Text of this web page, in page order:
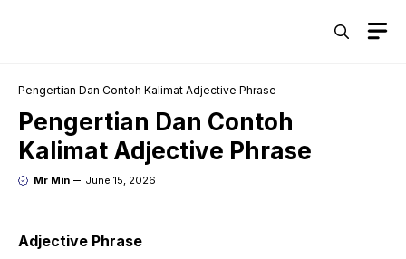
Pengertian Dan Contoh Kalimat Adjective Phrase
Pengertian Dan Contoh
Kalimat Adjective Phrase
Mr Min June 15, 2026
Adjective Phrase